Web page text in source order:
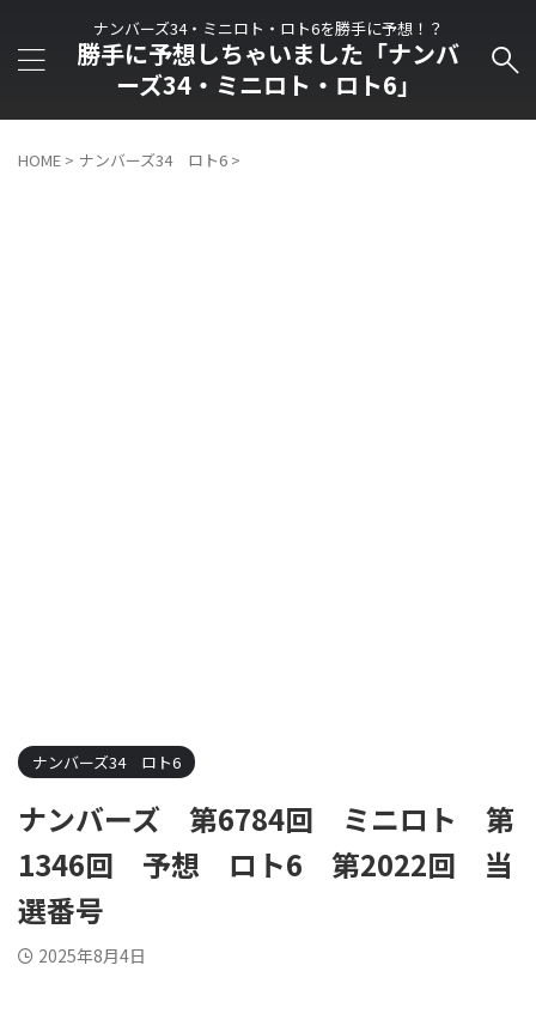
ナンバーズ34・ミニロト・ロト6を勝手に予想！？
勝手に予想しちゃいました「ナンバ
ーズ34・ミニロト・ロト6」
HOME > ナンバーズ34 ロト6 >
ナンバーズ34 ロト6
ナンバーズ 第6784回 ミニロト 第
1346回 予想 ロト6 第2022回 当
選番号
2025年8月4日